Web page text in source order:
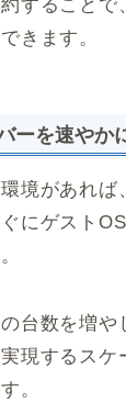
することで
きます。
ーを速やか
境があれば
にゲスト
台数を増
現するスケ
。